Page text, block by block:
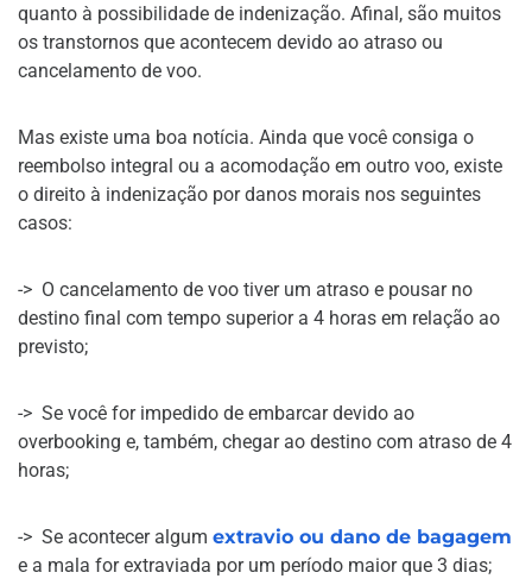
quanto à possibilidade de indenização. Afinal, são muitos
os transtornos que acontecem devido ao atraso ou
cancelamento de voo.
Mas existe uma boa notícia. Ainda que você consiga o
reembolso integral ou a acomodação em outro voo, existe
o direito à indenização por danos morais nos seguintes
casos:
-> O cancelamento de voo tiver um atraso e pousar no
destino final com tempo superior a 4 horas em relação ao
previsto;
-> Se você for impedido de embarcar devido ao
overbooking e, também, chegar ao destino com atraso de 4
horas;
-> Se acontecer algum extravio ou dano de bagagem
e a mala for extraviada por um período maior que 3 dias;